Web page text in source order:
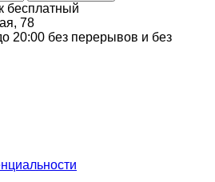
бесплатный
78
20:00 без перерывов и без